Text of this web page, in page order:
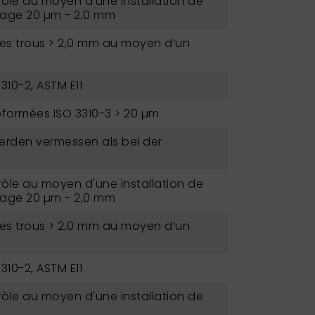
20 µm - 2,0 mm
trous > 2,0 mm au moyen d‘un
2, ASTM E11
ISO 3310-3 > 20 µm
vermessen als bei der
au moyen d'une installation de
20 µm - 2,0 mm
trous > 2,0 mm au moyen d‘un
2, ASTM E11
au moyen d'une installation de